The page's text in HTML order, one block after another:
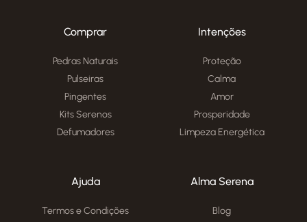
Comprar
Pedras Naturais
Pulseiras
Pingentes
Kits Serenos
Defumadores
Intenções
Proteção
Calma
Amor
Prosperidade
Limpeza Energética
Ajuda
Termos e Condições
Alma Serena
Blog